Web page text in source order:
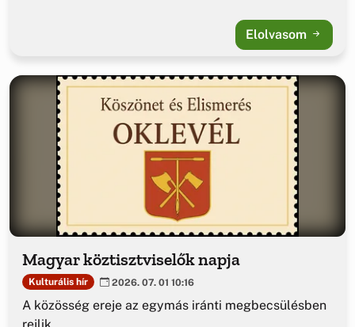
Elolvasom
Magyar köztisztviselők napja
Kulturális hír 2026. 07. 01 10:16
A közösség ereje az egymás iránti megbecsülésben